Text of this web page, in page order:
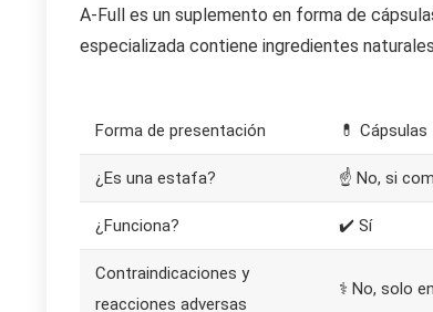
A-Full es un suplemento en forma de
especializada contiene ingredientes
Forma de presentación 💊 Cápsulas
¿Es una estafa? ☝ No, si
¿Funciona? ✔️ Sí
Contraindicaciones y
reacciones adversas
⚕️ No, solo